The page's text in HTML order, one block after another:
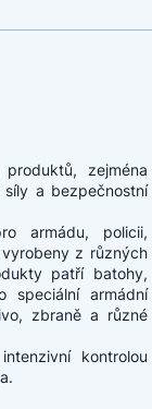
zejména
síly a bezpečnostní
armádu, policii,
z různých
patří batohy,
speciální armádní
zbraně a různé
kontrolou